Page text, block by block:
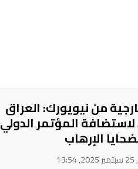
من نيويورك: العراق
المؤتمر الدولي
الإرهاب